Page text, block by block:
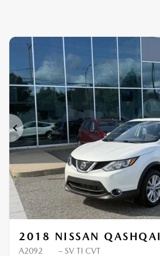
Previous
2018 NISSAN QASHQAI
A2092
– SV TI CVT